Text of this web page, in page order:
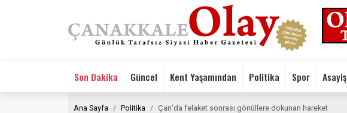
Son Dakika Güncel Kent Yaşamından Politika Spor Asayiş
Ana Sayfa Politika Çan’da felaket sonrası gönüllere dokunan hareket